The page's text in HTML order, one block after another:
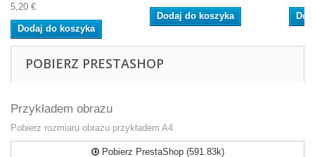
5,20 €
Dodaj do koszyka
Dodaj do koszyka
POBIERZ PRESTASHOP
Przykładem obrazu
Pobierz rozmiaru obrazu przykładem A4.
Pobierz PrestaShop (591.83k)